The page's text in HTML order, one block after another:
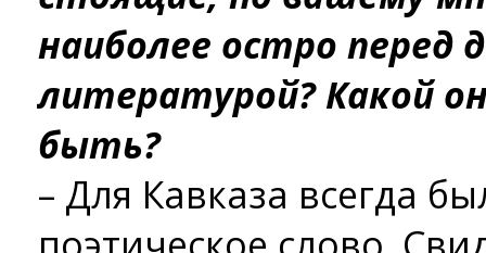
наиболее остро перед
литературой? Какой
быть?
– Для Кавказа всегда